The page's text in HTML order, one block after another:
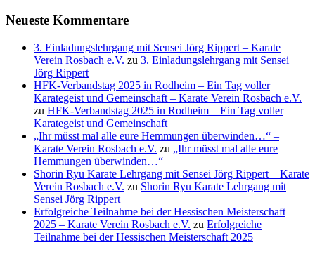
Neueste Kommentare
3. Einladungslehrgang mit Sensei Jörg Rippert – Karate
Verein Rosbach e.V. zu 3. Einladungslehrgang mit Sensei
Jörg Rippert
HFK-Verbandstag 2025 in Rodheim – Ein Tag voller
Karategeist und Gemeinschaft – Karate Verein Rosbach e.V.
zu HFK-Verbandstag 2025 in Rodheim – Ein Tag voller
Karategeist und Gemeinschaft
„Ihr müsst mal alle eure Hemmungen überwinden…“ –
Karate Verein Rosbach e.V. zu „Ihr müsst mal alle eure
Hemmungen überwinden…“
Shorin Ryu Karate Lehrgang mit Sensei Jörg Rippert – Karate
Verein Rosbach e.V. zu Shorin Ryu Karate Lehrgang mit
Sensei Jörg Rippert
Erfolgreiche Teilnahme bei der Hessischen Meisterschaft
2025 – Karate Verein Rosbach e.V. zu Erfolgreiche
Teilnahme bei der Hessischen Meisterschaft 2025